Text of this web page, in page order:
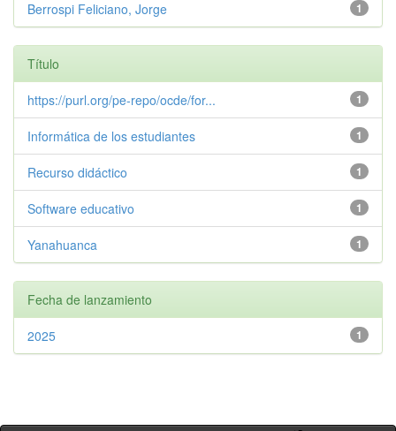
1
Berrospi Feliciano, Jorge
Título
1
https://purl.org/pe-repo/ocde/for...
1
Informática de los estudiantes
1
Recurso didáctico
1
Software educativo
1
Yanahuanca
Fecha de lanzamiento
1
2025